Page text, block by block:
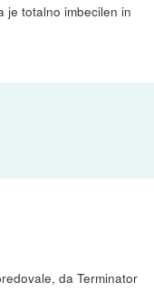
je totalno imbecilen in
da Terminator